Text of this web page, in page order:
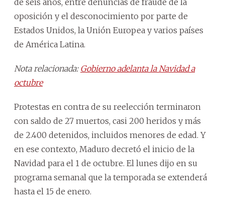
oposición y el desconocimiento por parte de
Estados Unidos, la Unión Europea y varios países
de América Latina.
Nota relacionada: Gobierno adelanta la Navidad a
octubre
Protestas en contra de su reelección terminaron
con saldo de 27 muertos, casi 200 heridos y más
de 2.400 detenidos, incluidos menores de edad. Y
en ese contexto, Maduro decretó el inicio de la
Navidad para el 1 de octubre. El lunes dijo en su
programa semanal que la temporada se extenderá
hasta el 15 de enero.